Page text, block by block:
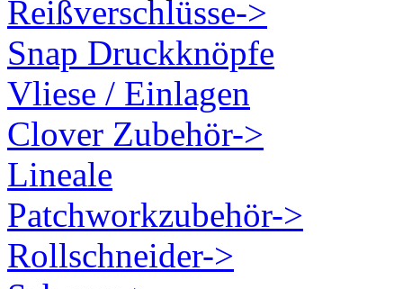
Reißverschlüsse->
Snap Druckknöpfe
Vliese / Einlagen
Clover Zubehör->
Lineale
Patchworkzubehör->
Rollschneider->